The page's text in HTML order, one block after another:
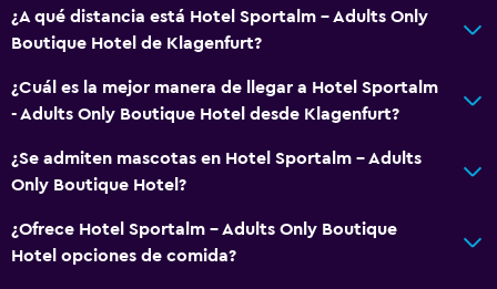
¿A qué distancia está Hotel Sportalm - Adults Only
Boutique Hotel de Klagenfurt?
¿Cuál es la mejor manera de llegar a Hotel Sportalm
- Adults Only Boutique Hotel desde Klagenfurt?
¿Se admiten mascotas en Hotel Sportalm - Adults
Only Boutique Hotel?
¿Ofrece Hotel Sportalm - Adults Only Boutique
Hotel opciones de comida?